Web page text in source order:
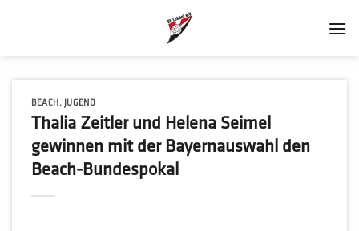
BEACH , JUGEND
Thalia Zeitler und Helena Seimel
gewinnen mit der Bayernauswahl den
Beach-Bundespokal